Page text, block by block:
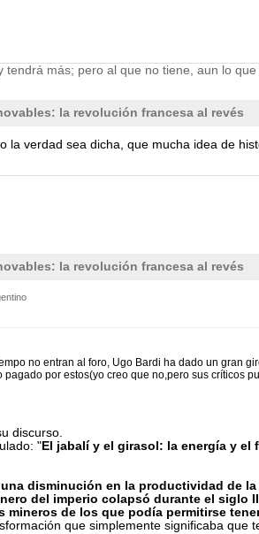
más; pero al que no tiene, aun lo que
la revolución francesa al revés
la verdad sea dicha, que mucha idea de
la revolución francesa al revés
no entran al foro, Ugo Bardi ha dado un gran
por estos(yo creo que no,pero sus críticos
discurso.
" El jabalí y el girasol: la energía y el
disminución en la productividad de
del imperio colapsó durante el siglo
mineros de los que podía permitirse
que simplemente significaba